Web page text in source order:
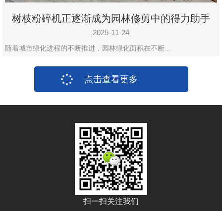
树枝粉碎机正逐渐成为园林修剪中的得力助手
2025-11-24
随着城市绿化进程的不断推进，园林绿化面积在不断…
点击查看更多
扫一扫关注我们